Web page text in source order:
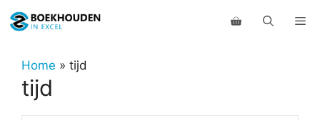
naar
inhoudHome » tijd
tijd